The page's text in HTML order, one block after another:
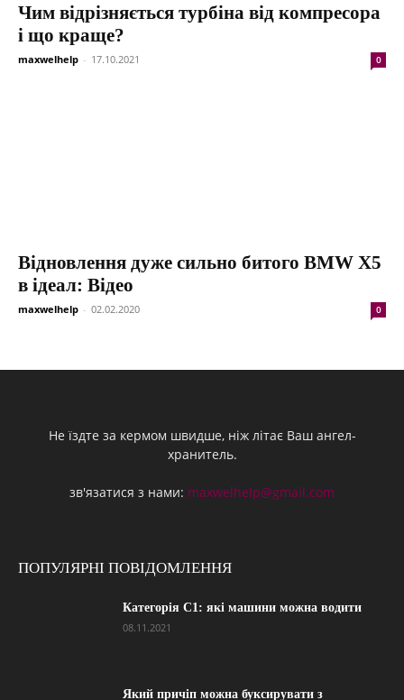
Чим відрізняється турбіна від компресора
і що краще?
maxwelhelp - 17.10.2021 0
Відновлення дуже сильно битого BMW X5
в ідеал: Відео
maxwelhelp - 02.02.2020 0
Не їздте за кермом швидше, ніж літає Ваш ангел-
хранитель.
зв'язатися з нами: maxwelhelp@gmail.com
ПОПУЛЯРНІ ПОВІДОМЛЕННЯ
Категорія С1: які машини можна водити
08.11.2021
Який причіп можна буксирувати з